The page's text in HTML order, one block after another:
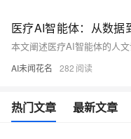
AI未闻花名 282
热门文章 最新文章